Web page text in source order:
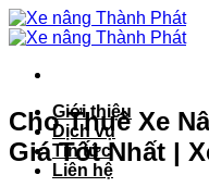
Bỏ
qua
dung
Giới thiệu
Dịch vụ
Tin tức
Liên hệ
Cho Thuê Xe
Giá Tốt Nhất |